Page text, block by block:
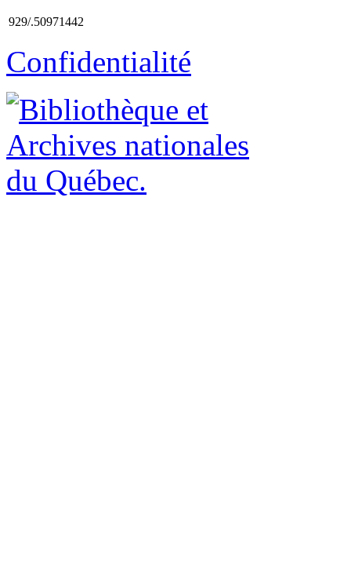
929/.50971442
Confidentialité